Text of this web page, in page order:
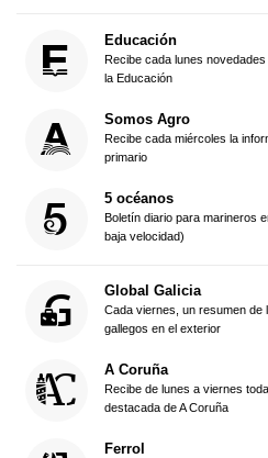
Educación
Recibe cada lunes
la Educación
Somos Agro
Recibe cada miércoles la
primario
5 océanos
Boletín diario para marineros
baja velocidad)
Global Galicia
Cada viernes, un resumen de
gallegos en el exterior
A Coruña
Recibe de lunes a viernes
destacada de A Coruña
Ferrol